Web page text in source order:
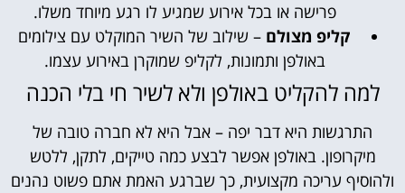
פרישה או בכל אירוע שמגיע לו רגע מיוחד משלו.
קליפ מצולם– שילוב של השיר המוקלט עם צילומים
באולפן ותמונות, לקליפ שמוקרן באירוע עצמו.
להקליט באולפן ולא לשיר חי בלי הכנה
התרגשות היא דבר יפה – אבל היא לא חברה טובה של
מיקרופון. באולפן אפשר לבצע כמה טייקים, לתקן, ללטש
עריכה מקצועית, כך שברגע האמת אתם פשוט נהנים